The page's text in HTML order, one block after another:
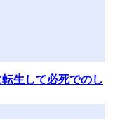
生して必死でのし